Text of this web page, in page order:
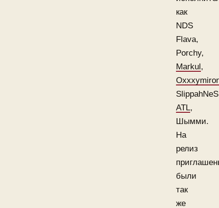
как
NDS
Flava,
Porchy,
Markul,
ATL,
Шымми.
На
релиз
были
так
же